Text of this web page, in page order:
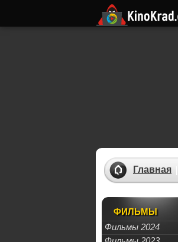
Главная
ФИЛЬМЫ
Фильмы 2024